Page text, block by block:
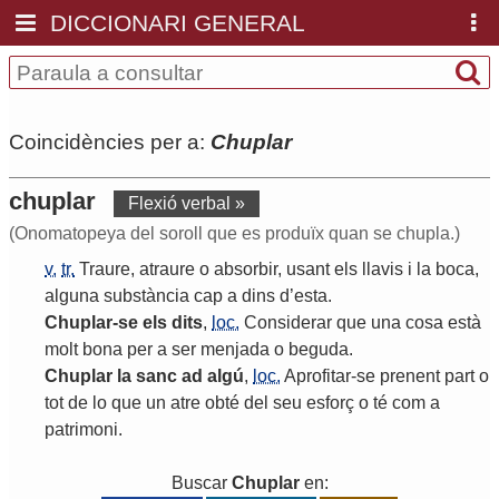
DICCIONARI GENERAL
Coincidències per a: Chuplar
chuplar
Flexió verbal »
(Onomatopeya del soroll que es produïx quan se chupla.)
v. tr. Traure, atraure o absorbir, usant els llavis i la boca,
alguna substància cap a dins d’esta.
Chuplar-se els dits, loc. Considerar que una cosa està
molt bona per a ser menjada o beguda.
Chuplar la sanc ad algú, loc. Aprofitar-se prenent part o
tot de lo que un atre obté del seu esforç o té com a
patrimoni.
Buscar Chuplaren: